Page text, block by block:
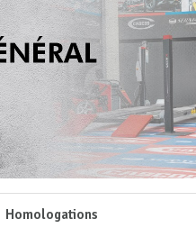
Homologations